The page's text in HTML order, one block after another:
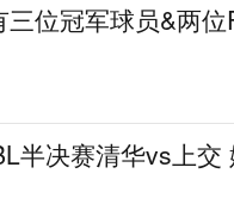
位冠军球员&两
半决赛清华vs上